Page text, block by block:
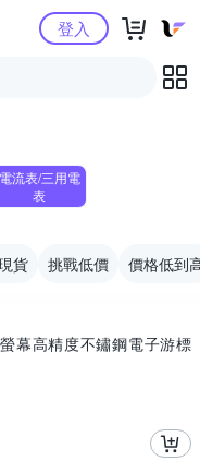
購物中心登入
電流表/三用電
表
貨 挑戰低價 價格低到
幕高精度不鏽鋼電子游標